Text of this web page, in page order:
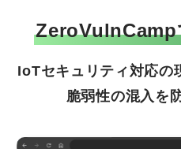
IoTセキュリティ対応の
脆弱性の混入を